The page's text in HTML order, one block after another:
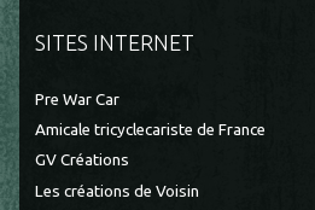
SITES INTERNET
Pre War Car
Amicale tricyclecariste de France
GV Créations
Les créations de Voisin